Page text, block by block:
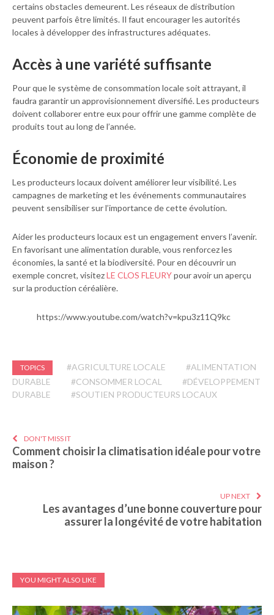
certains obstacles demeurent. Les réseaux de distribution
peuvent parfois être limités. Il faut encourager les autorités
locales à développer des infrastructures adéquates.
Accès à une variété suffisante
Pour que le système de consommation locale soit attrayant, il
faudra garantir un approvisionnement diversifié. Les producteurs
doivent collaborer entre eux pour offrir une gamme complète de
produits tout au long de l’année.
Économie de proximité
Les producteurs locaux doivent améliorer leur visibilité. Les
campagnes de marketing et les événements communautaires
peuvent sensibiliser sur l’importance de cette évolution.
Aider les producteurs locaux est un engagement envers l’avenir.
En favorisant une alimentation durable, vous renforcez les
économies, la santé et la biodiversité. Pour en découvrir un
exemple concret, visitezLE CLOS FLEURYpour avoir un aperçu
sur la production céréalière.
https://www.youtube.com/watch?v=kpu3z11Q9kc
TOPICS #AGRICULTURE LOCALE
#ALIMENTATION
DURABLE
#CONSOMMER LOCAL
#DÉVELOPPEMENT
DURABLE
#SOUTIEN PRODUCTEURS LOCAUX
DON'T MISS IT
Comment choisir la climatisation idéale pour votre
maison ?
UP NEXT
Les avantages d’une bonne couverture pour
assurer la longévité de votre habitation
YOU MIGHT ALSO LIKE